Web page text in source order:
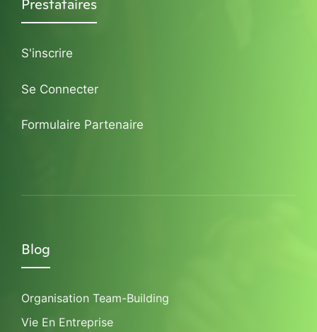
Prestataires
S'inscrire
Se Connecter
Formulaire Partenaire
Blog
Organisation Team-Building
Vie En Entreprise